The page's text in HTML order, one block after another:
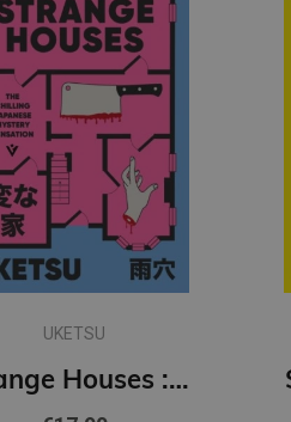
UKETSU
Strange Houses : The Chilling Japanese Mystery Sensation